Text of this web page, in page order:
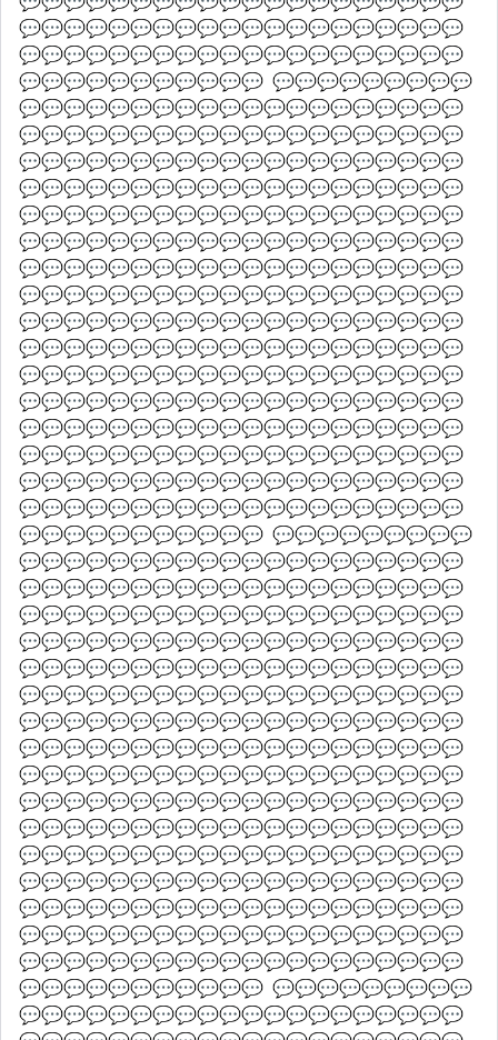
💬💬💬💬💬💬💬💬💬💬💬💬💬💬💬💬💬💬💬💬
💬💬💬💬💬💬💬💬💬💬💬💬💬💬💬💬💬💬💬💬
💬💬💬💬💬💬💬💬💬💬💬  💬💬💬💬💬💬💬💬💬
💬💬💬💬💬💬💬💬💬💬💬💬💬💬💬💬💬💬💬💬
💬💬💬💬💬💬💬💬💬💬💬💬💬💬💬💬💬💬💬💬
💬💬💬💬💬💬💬💬💬💬💬💬💬💬💬💬💬💬💬💬
💬💬💬💬💬💬💬💬💬💬💬💬💬💬💬💬💬💬💬💬
💬💬💬💬💬💬💬💬💬💬💬💬💬💬💬💬💬💬💬💬
💬💬💬💬💬💬💬💬💬💬💬💬💬💬💬💬💬💬💬💬
💬💬💬💬💬💬💬💬💬💬💬💬💬💬💬💬💬💬💬💬
💬💬💬💬💬💬💬💬💬💬💬💬💬💬💬💬💬💬💬💬
💬💬💬💬💬💬💬💬💬💬💬💬💬💬💬💬💬💬💬💬
💬💬💬💬💬💬💬💬💬💬💬💬💬💬💬💬💬💬💬💬
💬💬💬💬💬💬💬💬💬💬💬💬💬💬💬💬💬💬💬💬
💬💬💬💬💬💬💬💬💬💬💬💬💬💬💬💬💬💬💬💬
💬💬💬💬💬💬💬💬💬💬💬💬💬💬💬💬💬💬💬💬
💬💬💬💬💬💬💬💬💬💬💬💬💬💬💬💬💬💬💬💬
💬💬💬💬💬💬💬💬💬💬💬💬💬💬💬💬💬💬💬💬
💬💬💬💬💬💬💬💬💬💬💬💬💬💬💬💬💬💬💬💬
💬💬💬💬💬💬💬💬💬💬💬  💬💬💬💬💬💬💬💬💬
💬💬💬💬💬💬💬💬💬💬💬💬💬💬💬💬💬💬💬💬
💬💬💬💬💬💬💬💬💬💬💬💬💬💬💬💬💬💬💬💬
💬💬💬💬💬💬💬💬💬💬💬💬💬💬💬💬💬💬💬💬
💬💬💬💬💬💬💬💬💬💬💬💬💬💬💬💬💬💬💬💬
💬💬💬💬💬💬💬💬💬💬💬💬💬💬💬💬💬💬💬💬
💬💬💬💬💬💬💬💬💬💬💬💬💬💬💬💬💬💬💬💬
💬💬💬💬💬💬💬💬💬💬💬💬💬💬💬💬💬💬💬💬
💬💬💬💬💬💬💬💬💬💬💬💬💬💬💬💬💬💬💬💬
💬💬💬💬💬💬💬💬💬💬💬💬💬💬💬💬💬💬💬💬
💬💬💬💬💬💬💬💬💬💬💬💬💬💬💬💬💬💬💬💬
💬💬💬💬💬💬💬💬💬💬💬💬💬💬💬💬💬💬💬💬
💬💬💬💬💬💬💬💬💬💬💬💬💬💬💬💬💬💬💬💬
💬💬💬💬💬💬💬💬💬💬💬💬💬💬💬💬💬💬💬💬
💬💬💬💬💬💬💬💬💬💬💬💬💬💬💬💬💬💬💬💬
💬💬💬💬💬💬💬💬💬💬💬💬💬💬💬💬💬💬💬💬
💬💬💬💬💬💬💬💬💬💬💬💬💬💬💬💬💬💬💬💬
💬💬💬💬💬💬💬💬💬💬💬  💬💬💬💬💬💬💬💬💬
💬💬💬💬💬💬💬💬💬💬💬💬💬💬💬💬💬💬💬💬